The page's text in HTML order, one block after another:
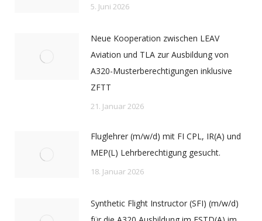
5. Juni 2026
Neue Kooperation zwischen LEAV
Aviation und TLA zur Ausbildung von
A320-Musterberechtigungen inklusive
ZFTT
21. Januar 2026
Fluglehrer (m/w/d) mit FI CPL, IR(A) und
MEP(L) Lehrberechtigung gesucht.
18. Januar 2026
Synthetic Flight Instructor (SFI) (m/w/d)